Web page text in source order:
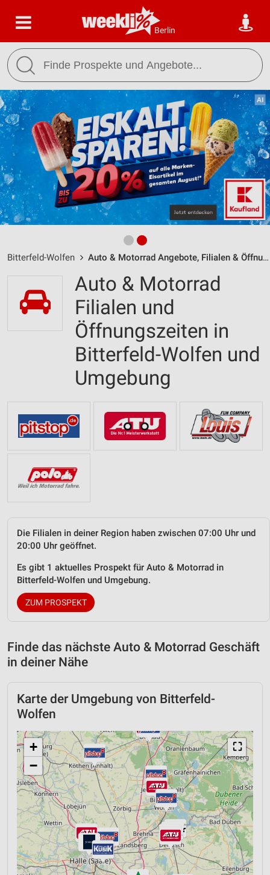
Berlin
Bitterfeld-Wolfen Auto & Motorrad Angebote, Filialen & Öffnungszeiten
Auto & Motorrad
Filialen und
Öffnungszeiten in
Bitterfeld-Wolfen und
Umgebung
Die Filialen in deiner Region haben zwischen 07:00 Uhr und
20:00 Uhr geöffnet.
Es gibt 1 aktuelles Prospekt für Auto & Motorrad in
Bitterfeld-Wolfen und Umgebung.
ZUM PROSPEKT
Finde das nächste Auto & Motorrad Geschäft
in deiner Nähe
Karte der Umgebung von Bitterfeld-
Wolfen
⛶
+
−